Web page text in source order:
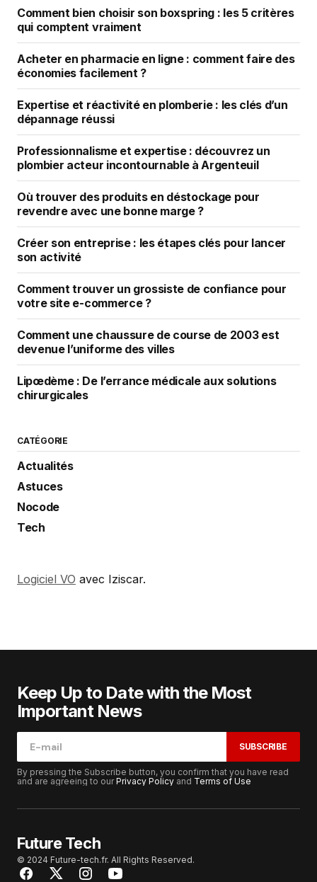
Comment bien choisir son boxspring : les 5 critères
qui comptent vraiment
Acheter en pharmacie en ligne : comment faire des
économies facilement ?
Expertise et réactivité en plomberie : les clés d’un
dépannage réussi
Professionnalisme et expertise : découvrez un
plombier acteur incontournable à Argenteuil
Où trouver des produits en déstockage pour
revendre avec une bonne marge ?
Créer son entreprise : les étapes clés pour lancer
son activité
Comment trouver un grossiste de confiance pour
votre site e-commerce ?
Comment une chaussure de course de 2003 est
devenue l’uniforme des villes
Lipœdème : De l’errance médicale aux solutions
chirurgicales
CATÉGORIE
Actualités
Astuces
Nocode
Tech
Logiciel VO avec Iziscar.
Keep Up to Date with the Most
Important News
SUBSCRIBE
By pressing the Subscribe button, you confirm that you have read
and are agreeing to ourPrivacy Policy and Terms of Use
Future Tech
© 2024 Future-tech.fr. All Rights Reserved.